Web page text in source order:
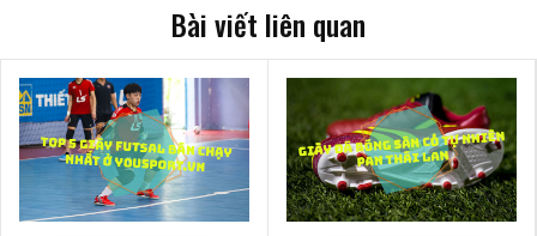
Bài viết liên quan